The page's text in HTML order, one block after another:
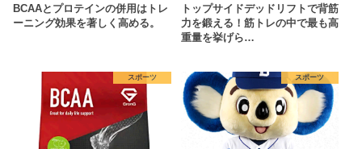
BCAAとプロテインの併用はトレ
ーニング効果を著しく高める。
トップサイドデッドリフトで背筋
力を鍛える！筋トレの中で最も高
重量を挙げら…
スポーツ スポーツ